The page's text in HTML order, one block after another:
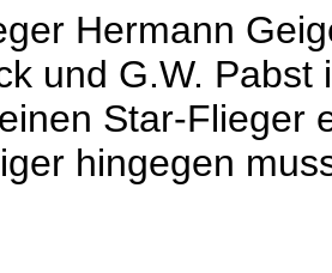
Hermann
und G.W. Pabst
Star-Flieger
hingegen